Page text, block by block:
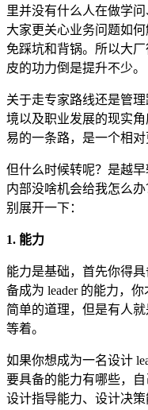
里并没有什么人在做学
大家更关心业务问题如
免踩坑和背锅。所以大
皮的功力倒是提升不少。
关于走专家路线还是管
境以及职业发展的现实
易的一条路，是一个相对
但什么时候转呢？是越
内部没啥机会给我怎么
别展开一下：
1. 能力
能力是基础，首先你得
备成为 leader 的能力，
简单的道理，但是有人
等着。
如果你想成为一名设计
要具备的能力有哪些，
设计指导能力、设计决